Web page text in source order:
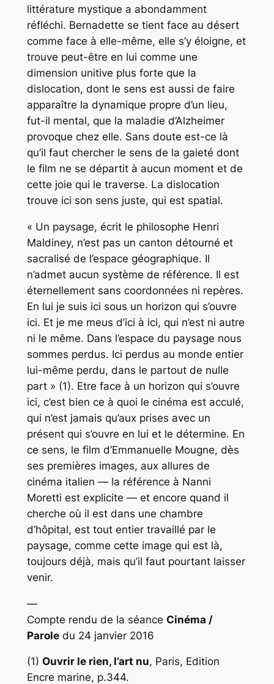
littérature mystique a abondamment
réfléchi. Bernadette se tient face au désert
comme face à elle-même, elle s’y éloigne, et
trouve peut-être en lui comme une
dimension unitive plus forte que la
dislocation, dont le sens est aussi de faire
apparaître la dynamique propre d’un lieu,
fut-il mental, que la maladie d’Alzheimer
provoque chez elle. Sans doute est-ce là
qu’il faut chercher le sens de la gaieté dont
le film ne se départit à aucun moment et de
cette joie qui le traverse. La dislocation
trouve ici son sens juste, qui est spatial.
« Un paysage, écrit le philosophe Henri
Maldiney, n’est pas un canton détourné et
sacralisé de l’espace géographique. Il
n’admet aucun système de référence. Il est
éternellement sans coordonnées ni repères.
En lui je suis ici sous un horizon qui s’ouvre
ici. Et je me meus d’ici à ici, qui n’est ni autre
ni le même. Dans l’espace du paysage nous
sommes perdus. Ici perdus au monde entier
lui-même perdu, dans le partout de nulle
part » (1). Etre face à un horizon qui s’ouvre
ici, c’est bien ce à quoi le cinéma est acculé,
qui n’est jamais qu’aux prises avec un
présent qui s’ouvre en lui et le détermine. En
ce sens, le film d’Emmanuelle Mougne, dès
ses premières images, aux allures de
cinéma italien — la référence à Nanni
Moretti est explicite — et encore quand il
cherche où il est dans une chambre
d’hôpital, est tout entier travaillé par le
paysage, comme cette image qui est là,
toujours déjà, mais qu’il faut pourtant laisser
venir.
—
Compte rendu de la séance Cinéma /
Paroledu 24 janvier 2016
(1) Ouvrir le rien, l’art nu, Paris, Edition
Encre marine, p.344.